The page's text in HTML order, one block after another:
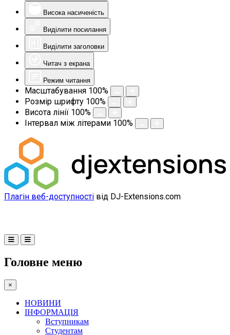
Висока насиченість
Виділити посилання
Виділити заголовки
Читач з екрана
Режим читання
Масштабування 100%
Розмір шрифту 100%
Висота лінії 100%
Інтервал між літерами 100%
Плагін веб-доступності від DJ-Extensions.com
Головне меню
×
НОВИНИ
ІНФОРМАЦІЯ
Вступникам
Студентам